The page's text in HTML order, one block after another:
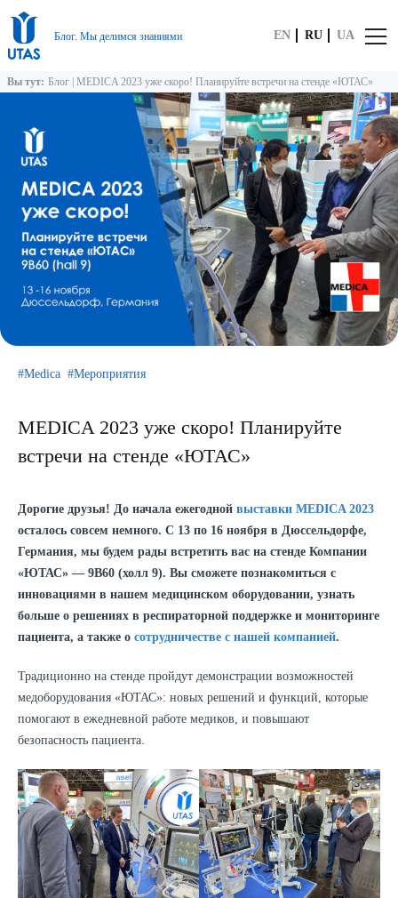
Блог. Мы делимся знаниями EN RU UA
Вы тут: Блог MEDICA 2023 уже скоро! Планируйте встречи на стенде «ЮТАС»
Medica Мероприятия
MEDICA 2023 уже скоро! Планируйте
встречи на стенде «ЮТАС»
Дорогие друзья! До начала ежегодной выставки MEDICA 2023
осталось совсем немного. С 13 по 16 ноября в Дюссельдорфе,
Германия, мы будем рады встретить вас на стенде Компании
«ЮТАС» — 9B60 (холл 9). Вы сможете познакомиться с
инновациями в нашем медицинском оборудовании, узнать
больше о решениях в респираторной поддержке и мониторинге
пациента, а также о сотрудничестве с нашей компанией.
Традиционно на стенде пройдут демонстрации возможностей
медоборудования «ЮТАС»: новых решений и функций, которые
помогают в ежедневной работе медиков, и повышают
безопасность пациента.